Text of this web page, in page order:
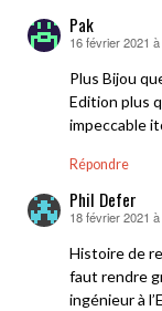
Pak
dit :
16 février 2021
Plus Bijou
Edition plus
impeccable
Répondre
Phil Defer
dit :
18 février 2021
Histoire de
faut rendre
ingénieur à